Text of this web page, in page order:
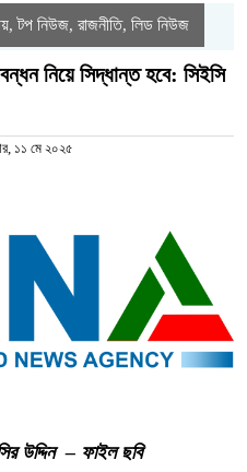
,টপ নিউজ, রাজনীতি, লিড নিউজ
নিয়ে সিদ্ধান্ত হবে: সিইসি
১১ মে ২০২৫
উদ্দিন – ফাইল ছবি